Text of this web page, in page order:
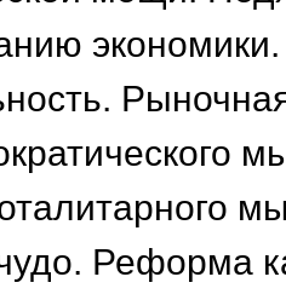
Реформа